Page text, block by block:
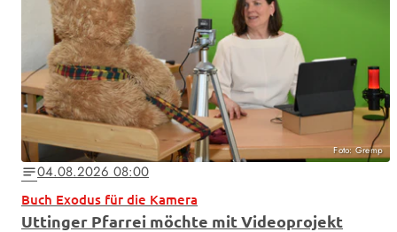
Foto: Gremp
notes04.08.2026 08:00
Buch Exodus für die Kamera
Uttinger Pfarrei möchte mit Videoprojekt